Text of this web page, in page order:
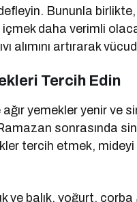
Bununla
daha verimli
alımını artırarak
Tercih Edin
yemekler yenir ve
sonrasında
tercih etmek,
ve balık, yoğurt,